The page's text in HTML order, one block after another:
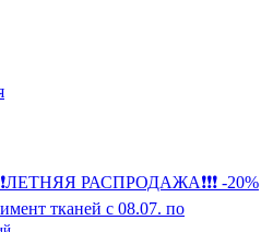
РАСПРОДАЖА❗️❗️❗️ -20%
тканей с 08.07. по